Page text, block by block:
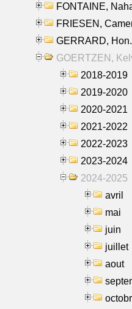
FONTAINE,
FRIESEN,
GERRARD,
GOERTZEN,
2018-2019
2019-2020
2020-2021
2021-2022
2022-2023
2023-2024
2024-2025
avril
mai
juin
juillet
aout